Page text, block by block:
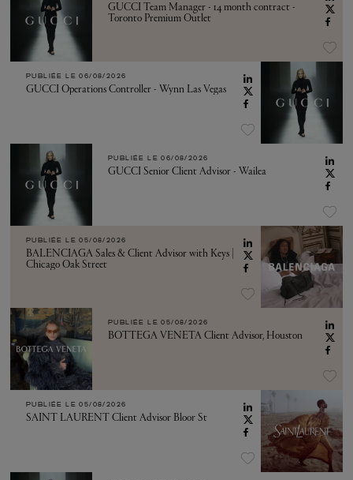
GUCCI Team Manager - 14 month contract -
Toronto Premium Outlet
PUBLIÉE LE 06/08/2026
GUCCI Operations Controller - Wynn Las Vegas
PUBLIÉE LE 06/08/2026
GUCCI Senior Client Advisor - Wailea
PUBLIÉE LE 05/08/2026
BALENCIAGA Sales & Client Advisor with Keys |
Chicago Oak Street
PUBLIÉE LE 05/08/2026
BOTTEGA VENETA Client Advisor, Houston
PUBLIÉE LE 05/08/2026
SAINT LAURENT Client Advisor Bloor St